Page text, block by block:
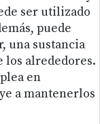
ser utilizado
puede
una sustancia
los alrededores.
en
a mantenerlos